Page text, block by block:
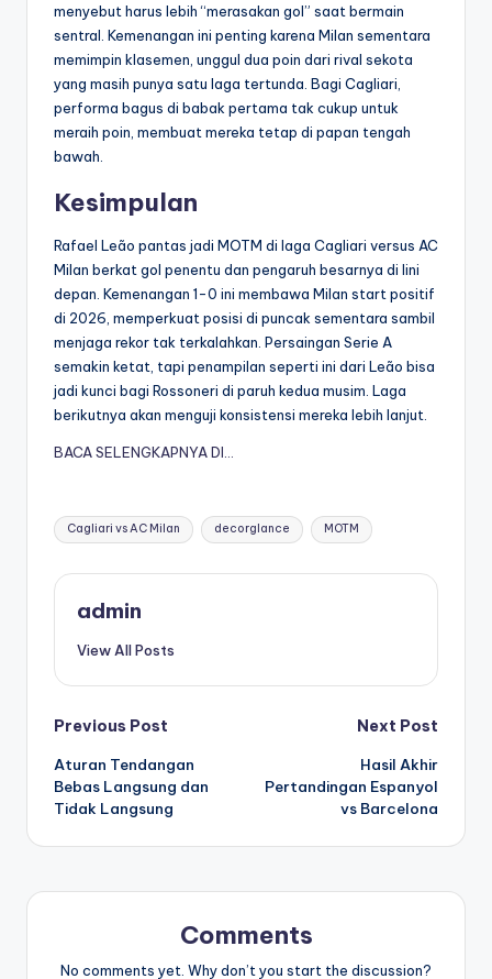
menyebut harus lebih “merasakan gol” saat bermain
sentral. Kemenangan ini penting karena Milan sementara
memimpin klasemen, unggul dua poin dari rival sekota
yang masih punya satu laga tertunda. Bagi Cagliari,
performa bagus di babak pertama tak cukup untuk
meraih poin, membuat mereka tetap di papan tengah
bawah.
Kesimpulan
Rafael Leão pantas jadi MOTM di laga Cagliari versus AC
Milan berkat gol penentu dan pengaruh besarnya di lini
depan. Kemenangan 1-0 ini membawa Milan start positif
di 2026, memperkuat posisi di puncak sementara sambil
menjaga rekor tak terkalahkan. Persaingan Serie A
semakin ketat, tapi penampilan seperti ini dari Leão bisa
jadi kunci bagi Rossoneri di paruh kedua musim. Laga
berikutnya akan menguji konsistensi mereka lebih lanjut.
BACA SELENGKAPNYA DI…
Tags:
Cagliari vs AC Milan decorglance MOTM
admin
View All Posts
Post
navigation
Previous Post
Aturan Tendangan
Bebas Langsung dan
Tidak Langsung
Next Post
Hasil Akhir
Pertandingan Espanyol
vs Barcelona
Comments
No comments yet. Why don’t you start the discussion?